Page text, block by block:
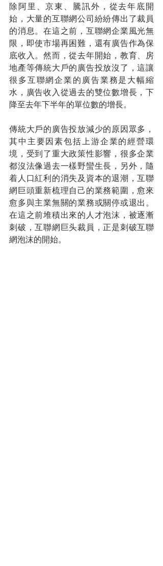
除阿里、京東、騰訊外，從去年底開
始，大量的互聯網公司紛紛傳出了裁員
的消息。在這之前，互聯網企業風光無
限，即使市場再困難，還有廣告作為保
底收入。然而，從去年開始，教育、房
地產等傳統大戶的廣告投放沒了，這讓
很多互聯網企業的廣告業務是大幅縮
水，廣告收入從過去的雙位數增長，下
降至去年下半年的單位數的增長。
傳統大戶的廣告投放減少的原因眾多，
其中主要因素包括上游企業的經營環
境，受到了重大政策性影響，很多企業
都沒法像過去一樣野蠻生長，另外，隨
着人口紅利的消失及資本的退潮，互聯
網巨頭重新梳理自己的業務範圍，愈來
愈多與主業無關的業務或關停或退出。
在這之前堆積出來的人才泡沫，被逐漸
刺破，互聯網巨头裁員，正是刺破互聯
網泡沫的開始。